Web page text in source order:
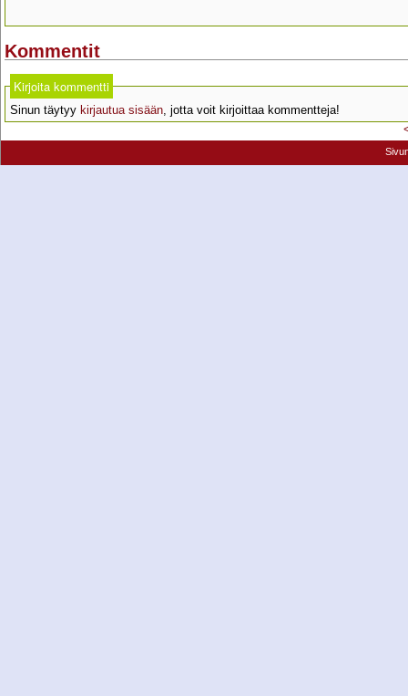
Kommentit
Kirjoita kommentti
Sinun täytyy kirjautua sisään, jotta voit kirjoittaa kommentteja!